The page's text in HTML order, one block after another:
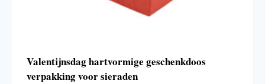
Valentijnsdag hartvormige geschenkdoos
verpakking voor sieraden